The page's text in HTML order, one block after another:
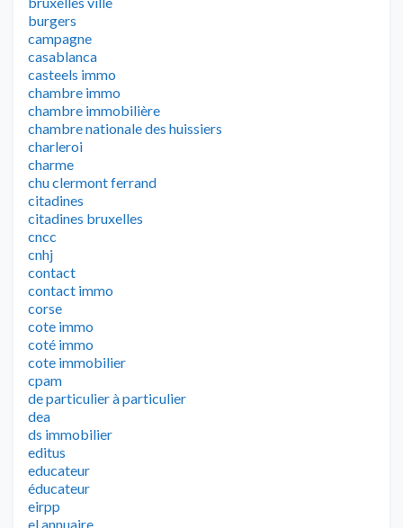
burgers
campagne
casablanca
casteels immo
chambre immo
chambre immobilière
chambre nationale des huissiers
charleroi
charme
chu clermont ferrand
citadines
citadines bruxelles
cncc
cnhj
contact
contact immo
corse
cote immo
coté immo
cote immobilier
cpam
de particulier à particulier
dea
ds immobilier
editus
educateur
éducateur
eirpp
el annuaire